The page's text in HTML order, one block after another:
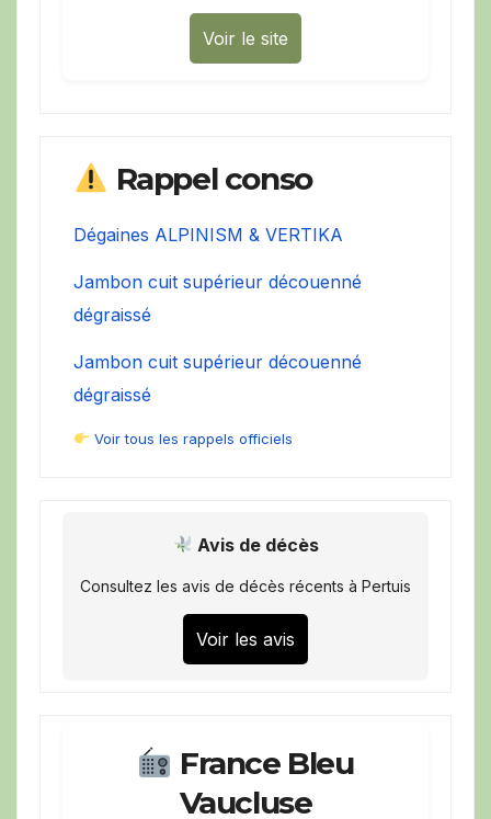
Voir le site
Rappel conso
Dégaines ALPINISM & VERTIKA
Jambon cuit supérieur découenné
dégraissé
Jambon cuit supérieur découenné
dégraissé
Voir tous les rappels officiels
Avis de décès
Consultez les avis de décès récents à Pertuis
Voir les avis
France Bleu
Vaucluse